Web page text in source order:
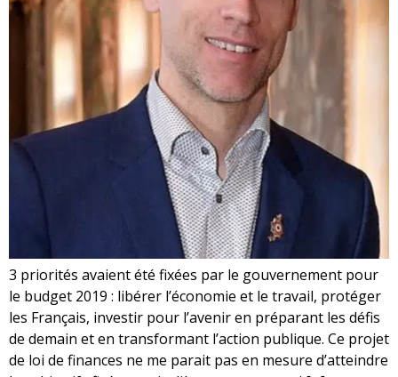
3 priorités avaient été fixées par le gouvernement pour
le budget 2019 : libérer l’économie et le travail, protéger
les Français, investir pour l’avenir en préparant les défis
de demain et en transformant l’action publique. Ce projet
de loi de finances ne me parait pas en mesure d’atteindre